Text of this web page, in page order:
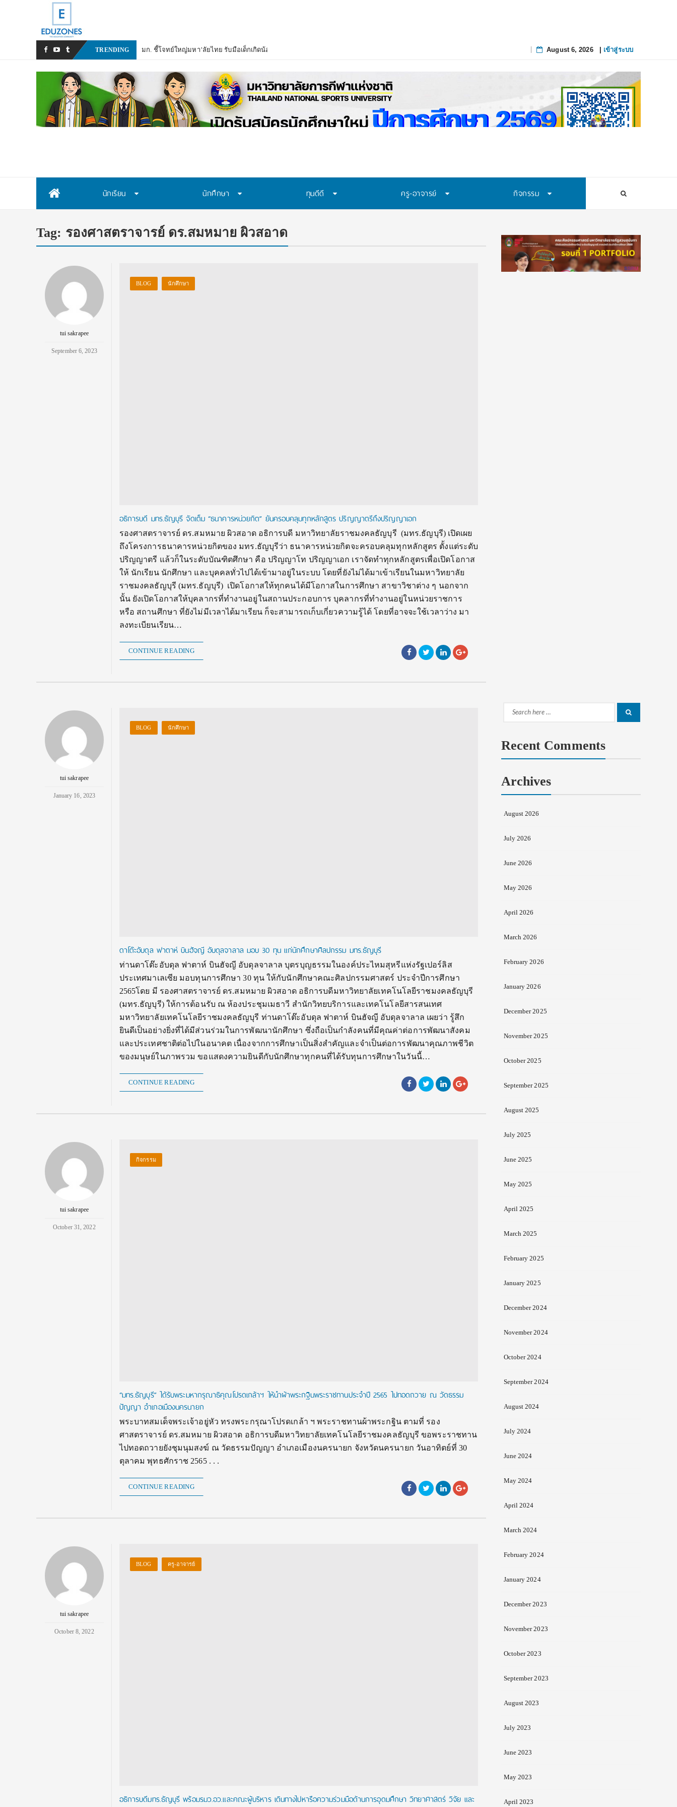
TRENDING
มก. ชี้โจทย์ใหญ่มหา’ลัยไทย รับมือเด็กเกิดน้อย–งบวิจัยลด เร่งปรับสู่ Lifelong Learning ย้ำไม่ขึ้นค่าเทอม
August 6, 2026| เข้าสู่ระบบ
นักเรียน นักศึกษา ทุนดีดี ครู-อาจารย์ กิจกรรม
Tag: รองศาสตราจารย์ ดร.สมหมาย ผิวสอาด
tui sakrapee
September 6, 2023
BLOG นักศึกษา
อธิการบดี มทร.ธัญบุรี จัดเต็ม “ธนาคารหน่วยกิต” ยันครอบคลุมทุกหลักสูตร ปริญญาตรีถึงปริญญาเอก
รองศาสตราจารย์ ดร.สมหมาย ผิวสอาด อธิการบดี มหาวิทยาลัยราชมงคลธัญบุรี (มทร.ธัญบุรี) เปิดเผย
ถึงโครงการธนาคารหน่วยกิตของ มทร.ธัญบุรีว่า ธนาคารหน่วยกิตจะครอบคลุมทุกหลักสูตร ตั้งแต่ระดับ
ปริญญาตรี แล้วก็ในระดับบัณฑิตศึกษา คือ ปริญญาโท ปริญญาเอก เราจัดทำทุกหลักสูตรเพื่อเปิดโอกาส
ให้ นักเรียน นักศึกษา และบุคคลทั่วไปได้เข้ามาอยู่ในระบบ โดยที่ยังไม่ได้มาเข้าเรียนในมหาวิทยาลัย
ราชมงคลธัญบุรี (มทร.ธัญบุรี) เปิดโอกาสให้ทุกคนได้มีโอกาสในการศึกษา สาขาวิชาต่าง ๆ นอกจาก
นั้น ยังเปิดโอกาสให้บุคลากรที่ทำงานอยู่ในสถานประกอบการ บุคลากรที่ทำงานอยู่ในหน่วยราชการ
หรือ สถานศึกษา ที่ยังไม่มีเวลาได้มาเรียน ก็จะสามารถเก็บเกี่ยวความรู้ได้ โดยที่อาจจะใช้เวลาว่าง มา
ลงทะเบียนเรียน…
CONTINUE READING
tui sakrapee
January 16, 2023
BLOG นักศึกษา
ดาโต๊ะอับดุล ฟาตาห์ บินฮัจญี อับดุลจาลาล มอบ 30 ทุน แก่นักศึกษาศิลปกรรม มทร.ธัญบุรี
ท่านดาโต๊ะอับดุล ฟาตาห์ บินฮัจญี อับดุลจาลาล บุตรบุญธรรมในองค์ประไหมสุหรีแห่งรัฐเปอร์ลิส
ประเทศมาเลเซีย มอบทุนการศึกษา 30 ทุน ให้กับนักศึกษาคณะศิลปกรรมศาสตร์ ประจำปีการศึกษา
2565โดย มี รองศาสตราจารย์ ดร.สมหมาย ผิวสอาด อธิการบดีมหาวิทยาลัยเทคโนโลยีราชมงคลธัญบุรี
(มทร.ธัญบุรี) ให้การต้อนรับ ณ ห้องประชุมเมธาวี สำนักวิทยบริการและเทคโนโลยีสารสนเทศ
มหาวิทยาลัยเทคโนโลยีราชมงคลธัญบุรี ท่านดาโต๊ะอับดุล ฟาตาห์ บินฮัจญี อับดุลจาลาล เผยว่า รู้สึก
ยินดีเป็นอย่างยิ่งที่ได้มีส่วนร่วมในการพัฒนานักศึกษา ซึ่งถือเป็นกำลังคนที่มีคุณค่าต่อการพัฒนาสังคม
และประเทศชาติต่อไปในอนาคต เนื่องจากการศึกษาเป็นสิ่งสำคัญและจำเป็นต่อการพัฒนาคุณภาพชีวิต
ของมนุษย์ในภาพรวม ขอแสดงความยินดีกับนักศึกษาทุกคนที่ได้รับทุนการศึกษาในวันนี้…
CONTINUE READING
tui sakrapee
October 31, 2022
กิจกรรม
“มทร.ธัญบุรี” ได้รับพระมหากรุณาธิคุณโปรดเกล้าฯ ให้นำผ้าพระกฐินพระราชทานประจำปี 2565 ไปทอดถวาย ณ วัดธรรม
ปัญญา อำเภอเมืองนครนายก
พระบาทสมเด็จพระเจ้าอยู่หัว ทรงพระกรุณาโปรดเกล้า ฯ พระราชทานผ้าพระกฐิน ตามที่ รอง
ศาสตราจารย์ ดร.สมหมาย ผิวสอาด อธิการบดีมหาวิทยาลัยเทคโนโลยีราชมงคลธัญบุรี ขอพระราชทาน
ไปทอดถวายยังชุมนุมสงฆ์ ณ วัดธรรมปัญญา อำเภอเมืองนครนายก จังหวัดนครนายก วันอาทิตย์ที่ 30
ตุลาคม พุทธศักราช 2565 . . .
CONTINUE READING
tui sakrapee
October 8, 2022
BLOG ครู-อาจารย์
อธิการบดีมทร.ธัญบุรี พร้อมรมว.อว.และคณะผู้บริหาร เดินทางไปหารือความร่วมมือด้านการอุดมศึกษา วิทยาศาสตร์ วิจัย และ
Search
Recent Comments
Archives
August 2026
July 2026
June 2026
May 2026
April 2026
March 2026
February 2026
January 2026
December 2025
November 2025
October 2025
September 2025
August 2025
July 2025
June 2025
May 2025
April 2025
March 2025
February 2025
January 2025
December 2024
November 2024
October 2024
September 2024
August 2024
July 2024
June 2024
May 2024
April 2024
March 2024
February 2024
January 2024
December 2023
November 2023
October 2023
September 2023
August 2023
July 2023
June 2023
May 2023
April 2023